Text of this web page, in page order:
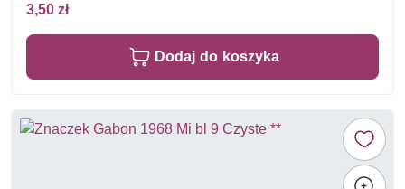
3,50 zł
Dodaj do koszyka